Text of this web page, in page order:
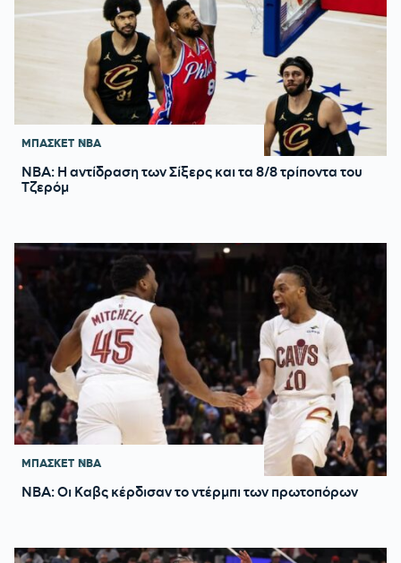
ΜΠΑΣΚΕΤ NBA
ΝΒΑ: Η αντίδραση των Σίξερς και τα 8/8 τρίποντα του
Τζερόμ
ΜΠΑΣΚΕΤ NBA
NBA: Οι Καβς κέρδισαν το ντέρμπι των πρωτοπόρων